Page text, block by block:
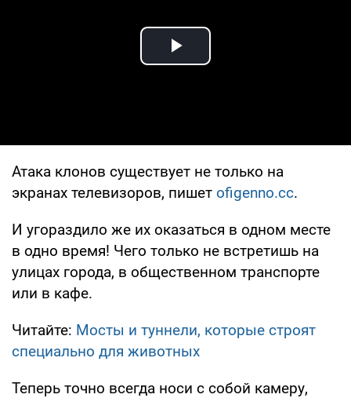
Play Video
Атака клонов существует не только на
экранах телевизоров, пишет ofigenno.cc.
И угораздило же их оказаться в одном месте
в одно время! Чего только не встретишь на
улицах города, в общественном транспорте
или в кафе.
Читайте: Мосты и туннели, которые строят
специально для животных
Теперь точно всегда носи с собой камеру,